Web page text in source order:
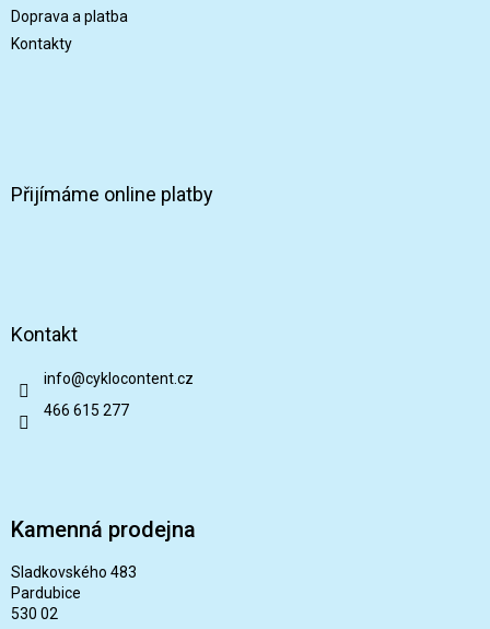
Doprava a platba
Kontakty
Přijímáme online platby
Kontakt
info@cyklocontent.cz
466 615 277
Kamenná prodejna
Sladkovského 483
Pardubice
530 02